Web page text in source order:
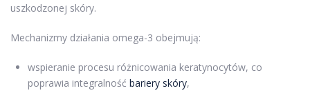
uszkodzonej skóry.
Mechanizmy działania omega-3 obejmują:
wspieranie procesu różnicowania keratynocytów, co
poprawia integralność bariery skóry,